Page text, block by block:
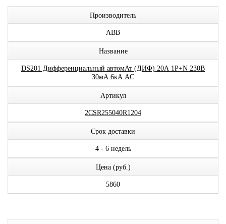
Производитель
ABB
Название
DS201 Дифференциальный автомАт (ДИФ) 20А 1P+N 230В
30мА 6кА AC
Артикул
2CSR255040R1204
Срок доставки
4 - 6 недель
Цена (руб.)
5860